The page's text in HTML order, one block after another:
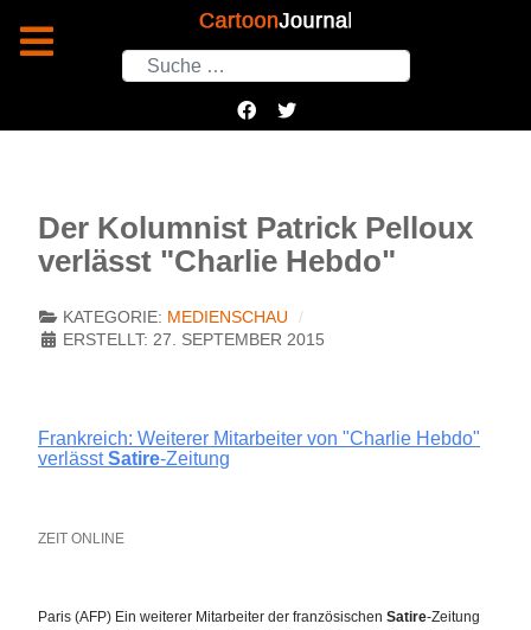
Suchen
Der Kolumnist Patrick Pelloux
verlässt "Charlie Hebdo"
KATEGORIE: MEDIENSCHAU
ERSTELLT: 27. SEPTEMBER 2015
Frankreich: Weiterer Mitarbeiter von "Charlie Hebdo"
verlässtSatire-Zeitung
ZEIT ONLINE
Paris (AFP) Ein weiterer Mitarbeiter der französischen Satire-Zeitung